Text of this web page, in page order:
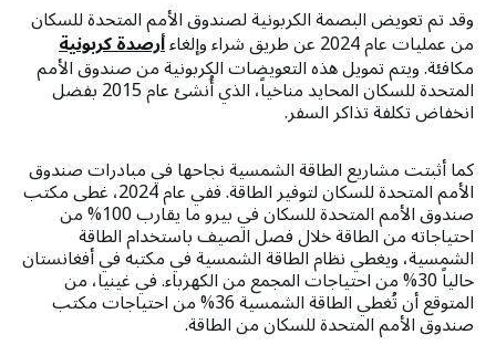
وقد تم تعويض البصمة الكربونية لصندوق الأمم المتحدة للسكان
من عمليات عام 2024 عن طريق شراء وإلغاء أرصدة كربونية
مكافئة. ويتم تمويل هذه التعويضات الكربونية من صندوق الأمم
المتحدة للسكان المحايد مناخياً، الذي أُنشئ عام 2015 بفضل
انخفاض تكلفة تذاكر السفر.
كما أثبتت مشاريع الطاقة الشمسية نجاحها في مبادرات صندوق
الأمم المتحدة للسكان لتوفير الطاقة. ففي عام 2024، غطى مكتب
صندوق الأمم المتحدة للسكان في بيرو ما يقارب 100% من
احتياجاته من الطاقة خلال فصل الصيف باستخدام الطاقة
الشمسية، ويغطي نظام الطاقة الشمسية في مكتبه في أفغانستان
حالياً 30% من احتياجات المجمع من الكهرباء. في غينيا، من
المتوقع أن تُغطي الطاقة الشمسية 36% من احتياجات مكتب
صندوق الأمم المتحدة للسكان من الطاقة.